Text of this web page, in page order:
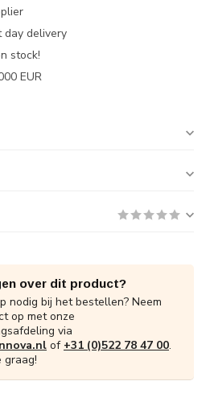
day delivery
stock!
EUR
over dit product?
nodig bij het bestellen? Neem
op met onze
via
of +31 (0)522 78 47 00.
graag!